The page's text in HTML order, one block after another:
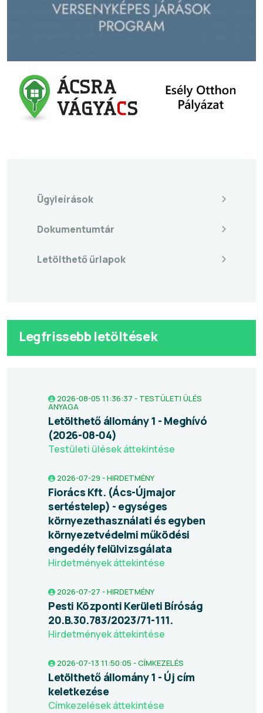
Ügyleírások
Dokumentumtár
Letölthető űrlapok
Legfrissebb letöltések
2026-08-05 11:36:37 - TESTÜLETI ÜLÉS
ANYAGA
Letölthető állomány 1 - Meghívó
(2026-08-04)
Testületi ülések áttekintése
2026-07-29 - HIRDETMÉNY
Fiorács Kft. (Ács-Újmajor
sertéstelep) - egységes
környezethasználati és egyben
környezetvédelmi működési
engedély felülvizsgálata
Hirdetmények áttekintése
2026-07-27 - HIRDETMÉNY
Pesti Központi Kerületi Bíróság
20.B.30.783/2023/71-111.
Hirdetmények áttekintése
2026-07-13 11:50:05 - CÍMKEZELÉS
Letölthető állomány 1 - Új cím
keletkezése
Címkezelések áttekintése